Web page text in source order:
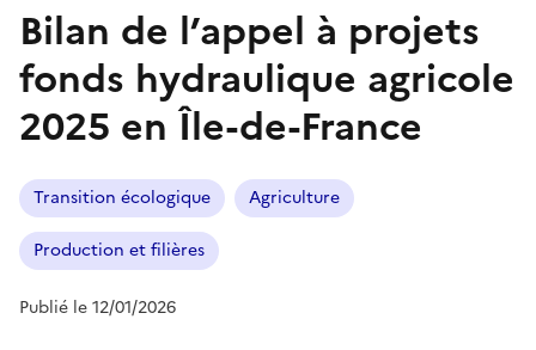
Bilan de l’appel à projets
fonds hydraulique agricole
2025 en Île-de-France
Transition écologique Agriculture
Production et filières
Publié le 12/01/2026